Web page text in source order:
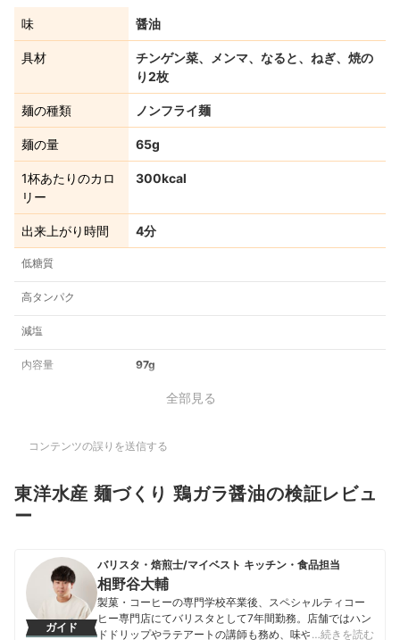
味 醤油
具材
チンゲン菜、メンマ、なると、ねぎ、焼の
り2枚
麺の種類 ノンフライ麺
麺の量 65g
1杯あたりのカロ
リー
300kcal
出来上がり時間 4分
低糖質
高タンパク
減塩
内容量 97g
全部見る
コンテンツの誤りを送信する
東洋水産 麺づくり 鶏ガラ醤油の検証レビュ
ー
ガイド
バリスタ・焙煎士/マイベスト キッチン・食品担当
相野谷大輔
製菓・コーヒーの専門学校卒業後、スペシャルティコー
ヒー専門店にてバリスタとして7年間勤務。店舗ではハン
ドドリップやラテアートの講師も務め、味や香りへの繊
…続きを読む